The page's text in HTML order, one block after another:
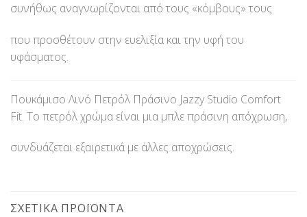
συνήθως αναγνωρίζονται από τους «κόμβους» τους
που προσθέτουν στην ευελιξία και την υφή του
υφάσματος.
Πουκάμισο Λινό Πετρόλ Πράσινο Jazzy Studio Comfort
Fit. Το πετρόλ χρώμα είναι μια μπλε πράσινη απόχρωση,
συνδυάζεται εξαιρετικά με άλλες αποχρώσεις.
ΣΧΕΤΙΚΆ ΠΡΟΪΌΝΤΑ